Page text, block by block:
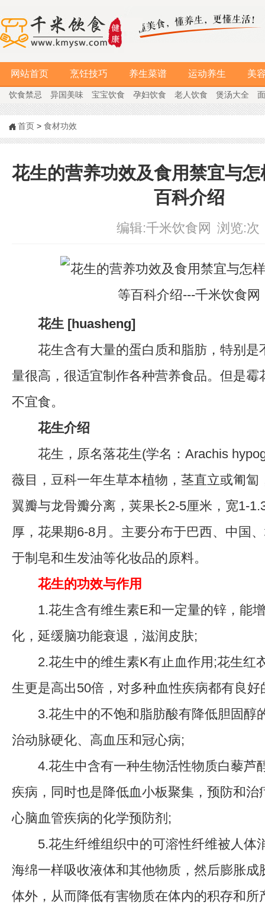
网站首页 烹饪技巧 养生菜谱 运动养生 美
饮食禁忌 异国美味 宝宝饮食 孕妇饮食 老人饮食 煲汤大全
首页 > 食材功效
花生的营养功效及食用禁宜与
百科介绍
编辑:千米饮食网 浏览:次
花生 [huasheng]
花生含有大量的蛋白质和脂肪，特别是
量很高，很适宜制作各种营养食品。但是霉
不宜食。
花生介绍
花生，原名落花生(学名：Arachis
薇目，豆科一年生草本植物，茎直立或匍匐
翼瓣与龙骨瓣分离，荚果长2-5厘米，宽1-
厚，花果期6-8月。主要分布于巴西、中国
于制皂和生发油等化妆品的原料。
花生的功效与作用
1.花生含有维生素E和一定量的锌，能
化，延缓脑功能衰退，滋润皮肤;
2.花生中的维生素K有止血作用;花生红
生更是高出50倍，对多种血性疾病都有良好
3.花生中的不饱和脂肪酸有降低胆固醇
治动脉硬化、高血压和冠心病;
4.花生中含有一种生物活性物质白藜芦
疾病，同时也是降低血小板聚集，预防和治
心脑血管疾病的化学预防剂;
5.花生纤维组织中的可溶性纤维被人体
海绵一样吸收液体和其他物质，然后膨胀成
体外，从而降低有害物质在体内的积存和所